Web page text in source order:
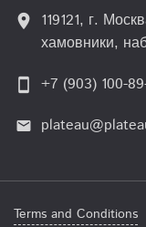
location_on 119121, г.
хамовники,
smartphone +7 (903) 100-
email
Terms and Conditions